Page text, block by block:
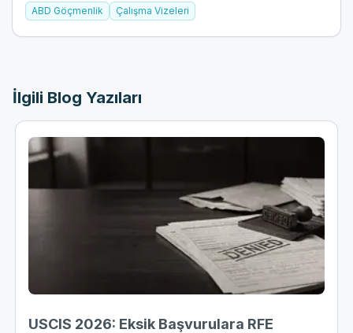
ABD Göçmenlik Çalışma Vizeleri
İlgili Blog Yazıları
USCIS 2026: Eksik Başvurulara RFE